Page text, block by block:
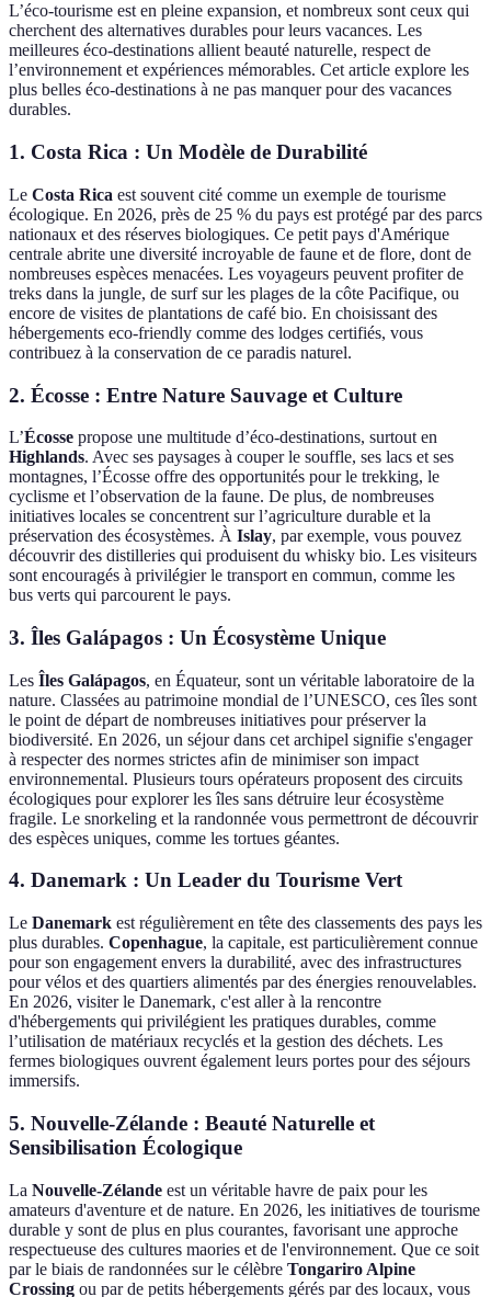
L’éco-tourisme est en pleine expansion, et nombreux sont ceux qui
cherchent des alternatives durables pour leurs vacances. Les
meilleures éco-destinations allient beauté naturelle, respect de
l’environnement et expériences mémorables. Cet article explore les
plus belles éco-destinations à ne pas manquer pour des vacances
durables.
1. Costa Rica : Un Modèle de Durabilité
Le Costa Rica est souvent cité comme un exemple de tourisme
écologique. En 2026, près de 25 % du pays est protégé par des parcs
nationaux et des réserves biologiques. Ce petit pays d'Amérique
centrale abrite une diversité incroyable de faune et de flore, dont de
nombreuses espèces menacées. Les voyageurs peuvent profiter de
treks dans la jungle, de surf sur les plages de la côte Pacifique, ou
encore de visites de plantations de café bio. En choisissant des
hébergements eco-friendly comme des lodges certifiés, vous
contribuez à la conservation de ce paradis naturel.
2. Écosse : Entre Nature Sauvage et Culture
L’Écosse propose une multitude d’éco-destinations, surtout en
Highlands. Avec ses paysages à couper le souffle, ses lacs et ses
montagnes, l’Écosse offre des opportunités pour le trekking, le
cyclisme et l’observation de la faune. De plus, de nombreuses
initiatives locales se concentrent sur l’agriculture durable et la
préservation des écosystèmes. À Islay, par exemple, vous pouvez
découvrir des distilleries qui produisent du whisky bio. Les visiteurs
sont encouragés à privilégier le transport en commun, comme les
bus verts qui parcourent le pays.
3. Îles Galápagos : Un Écosystème Unique
Les Îles Galápagos, en Équateur, sont un véritable laboratoire de la
nature. Classées au patrimoine mondial de l’UNESCO, ces îles sont
le point de départ de nombreuses initiatives pour préserver la
biodiversité. En 2026, un séjour dans cet archipel signifie s'engager
à respecter des normes strictes afin de minimiser son impact
environnemental. Plusieurs tours opérateurs proposent des circuits
écologiques pour explorer les îles sans détruire leur écosystème
fragile. Le snorkeling et la randonnée vous permettront de découvrir
des espèces uniques, comme les tortues géantes.
4. Danemark : Un Leader du Tourisme Vert
Le Danemark est régulièrement en tête des classements des pays les
plus durables. Copenhague, la capitale, est particulièrement connue
pour son engagement envers la durabilité, avec des infrastructures
pour vélos et des quartiers alimentés par des énergies renouvelables.
En 2026, visiter le Danemark, c'est aller à la rencontre
d'hébergements qui privilégient les pratiques durables, comme
l’utilisation de matériaux recyclés et la gestion des déchets. Les
fermes biologiques ouvrent également leurs portes pour des séjours
immersifs.
5. Nouvelle-Zélande : Beauté Naturelle et
Sensibilisation Écologique
La Nouvelle-Zélande est un véritable havre de paix pour les
amateurs d'aventure et de nature. En 2026, les initiatives de tourisme
durable y sont de plus en plus courantes, favorisant une approche
respectueuse des cultures maories et de l'environnement. Que ce soit
par le biais de randonnées sur le célèbre Tongariro Alpine
Crossing ou par de petits hébergements gérés par des locaux, vous